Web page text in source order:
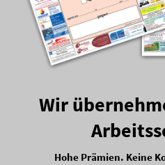
Wir
Hohe Prämien. Keine